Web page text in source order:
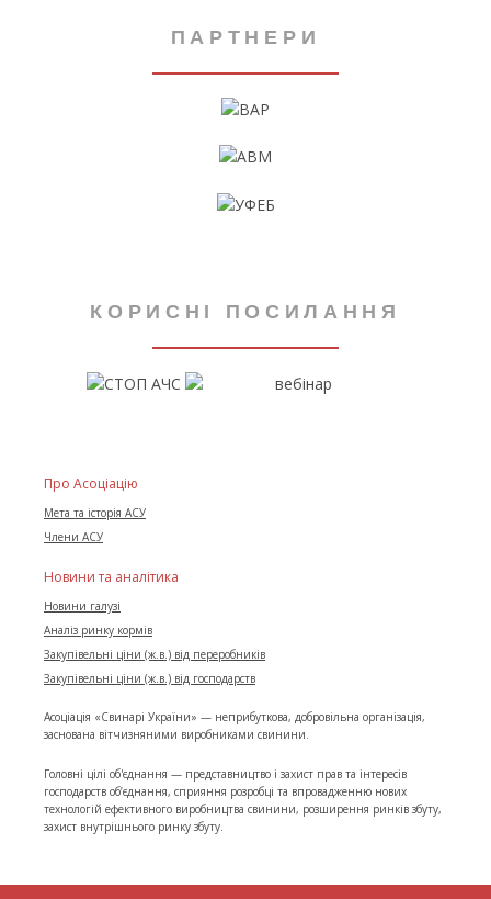
ПАРТНЕРИ
КОРИСНІ ПОСИЛАННЯ
Про Асоціацію
Мета та історія АСУ
Члени АСУ
Новини та аналітика
Новини галузі
Аналіз ринку кормів
Закупівельні ціни (ж.в.) від переробників
Закупівельні ціни (ж.в.) від господарств
Асоціація «Свинарі України» — неприбуткова, добровільна організація,
заснована вітчизняними виробниками свинини.
Головні цілі об'єднання — представництво і захист прав та інтересів
господарств об’єднання, сприяння розробці та впровадженню нових
технологій ефективного виробництва свинини, розширення ринків збуту,
захист внутрішнього ринку збуту.